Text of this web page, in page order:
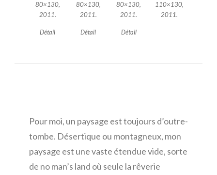
80×130,
2011.
80×130,
2011.
80×130,
2011.
110×130,
2011.
Détail Détail Détail
Pour moi, un paysage est toujours d’outre-
tombe. Désertique ou montagneux, mon
paysage est une vaste étendue vide, sorte
de no man’s land où seule la rêverie